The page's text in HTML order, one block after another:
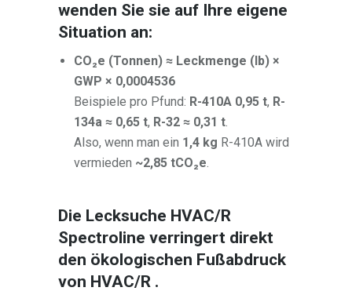
wenden Sie sie auf Ihre eigene
Situation an:
CO₂e (Tonnen) ≈ Leckmenge (lb) ×
GWP × 0,0004536
Beispiele pro Pfund: R-410A 0,95 t, R-
134a ≈ 0,65 t, R-32 ≈ 0,31 t.
Also, wenn man ein 1,4 kg R-410A wird
vermieden ~2,85 tCO₂e.
Die Lecksuche HVAC/R
Spectroline verringert direkt
den ökologischen Fußabdruck
von HVAC/R .